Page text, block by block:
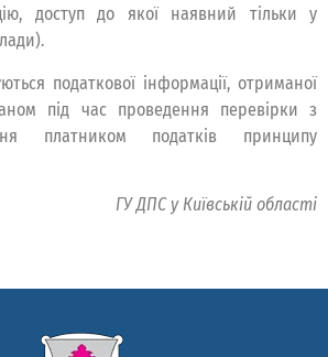
доступ до якої наявний тільки у
податкової інформації, отриманої
під час проведення перевірки з
платником податків принципу
ГУ ДПС у Київській області